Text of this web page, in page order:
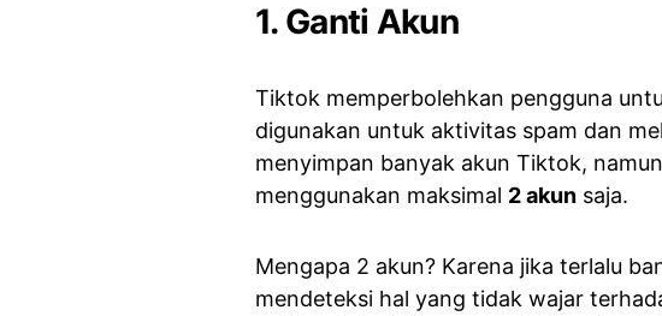
1. Ganti Akun
Tiktok memperbolehkan pengguna
digunakan untuk aktivitas spam dan
menyimpan banyak akun Tiktok,
menggunakan maksimal 2 akun saja.
Mengapa 2 akun? Karena jika terlalu
mendeteksi hal yang tidak wajar